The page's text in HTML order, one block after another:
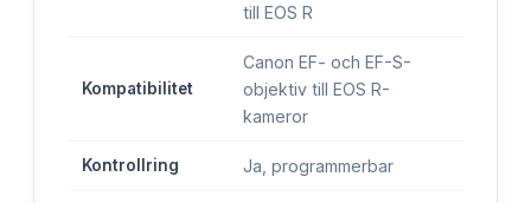
till EOS R
Kompatibilitet
Canon EF- och EF-S-
objektiv till EOS R-
kameror
Kontrollring Ja, programmerbar